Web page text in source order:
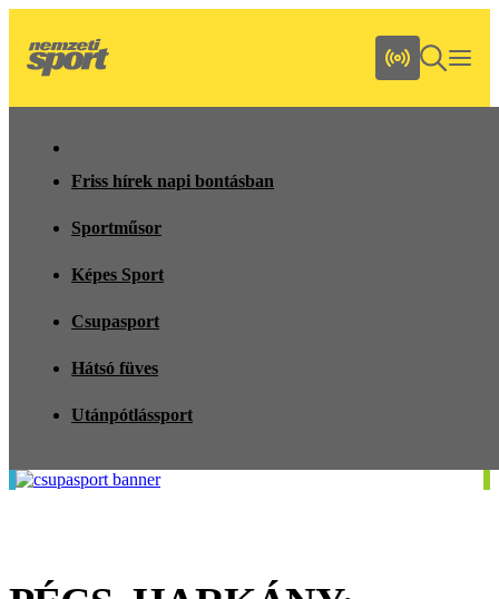
Friss hírek napi bontásban
Sportműsor
Képes Sport
Csupasport
Hátsó füves
Utánpótlássport